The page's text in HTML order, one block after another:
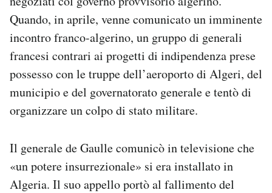
Quando, in aprile, venne comunicato un imminente
incontro franco-algerino, un gruppo di generali
francesi contrari ai progetti di indipendenza prese
possesso con le truppe dell’aeroporto di Algeri, del
municipio e del governatorato generale e tentò di
organizzare un colpo di stato militare.
Il generale de Gaulle comunicò in televisione che
«un potere insurrezionale» si era installato in
Algeria. Il suo appello portò al fallimento del